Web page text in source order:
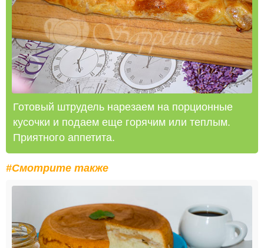
Готовый штрудель нарезаем на порционные
кусочки и подаем еще горячим или теплым.
Приятного аппетита.
#Смотрите также